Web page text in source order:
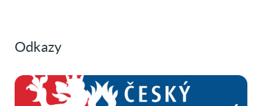
Odkazy